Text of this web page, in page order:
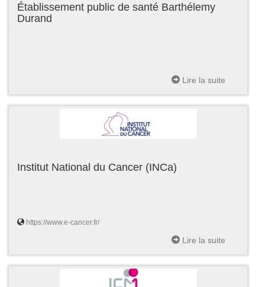
Établissement public de santé Barthélemy
Durand
Lire la suite
Institut National du Cancer (INCa)
https://www.e-cancer.fr/
Lire la suite